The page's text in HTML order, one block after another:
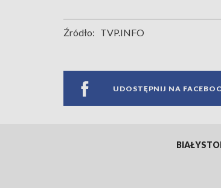
Źródło: TVP.INFO
UDOSTĘPNIJ NA